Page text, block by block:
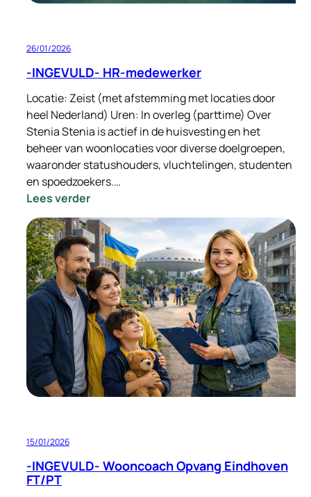
26/01/2026
-INGEVULD- HR-medewerker
Locatie: Zeist (met afstemming met locaties door
heel Nederland) Uren: In overleg (parttime) Over
Stenia Stenia is actief in de huisvesting en het
beheer van woonlocaties voor diverse doelgroepen,
waaronder statushouders, vluchtelingen, studenten
en spoedzoekers.…
Lees verder:
-
INGEVULD-
HR-
medewerker
15/01/2026
-INGEVULD- Wooncoach Opvang Eindhoven
FT/PT